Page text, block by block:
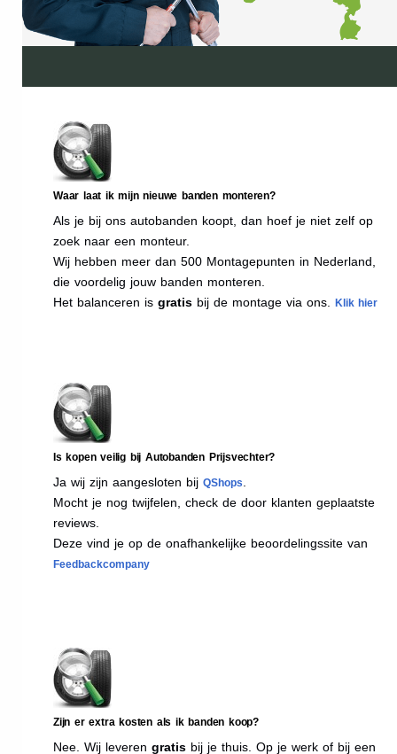
Waar laat ik mijn nieuwe banden monteren?
Als je bij ons autobanden koopt, dan hoef je niet zelf op
zoek naar een monteur.
Wij hebben meer dan 500 Montagepunten in Nederland,
die voordelig jouw banden monteren.
Het balanceren is gratis bij de montage via ons. Klik hier
Is kopen veilig bij Autobanden Prijsvechter?
Ja wij zijn aangesloten bij QShops
Mocht je nog twijfelen, check de door klanten geplaatste
reviews.
Deze vind je op de onafhankelijke beoordelingssite van
Feedbackcompany
Zijn er extra kosten als ik banden koop?
Nee. Wij leveren gratis bij je thuis. Op je werk of bij een